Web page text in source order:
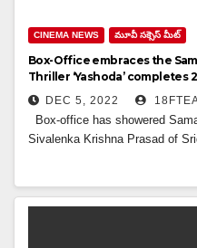
CINEMA NEWS మూవీ సక్సెస్ మీట్
Box-Office embraces the
Thriller ‘Yashoda’ completes
DEC 5, 2022
Box-office has showered
Sivalenka Krishna Prasad of